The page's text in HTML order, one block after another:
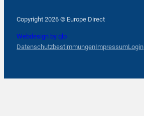
Copyright 2026 © Europe Direct
Webdesign by qlp
DatenschutzbestimmungenImpressumLogin